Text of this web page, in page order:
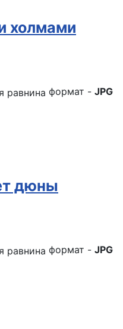
холмами
формат - JPG
дюны
формат - JPG